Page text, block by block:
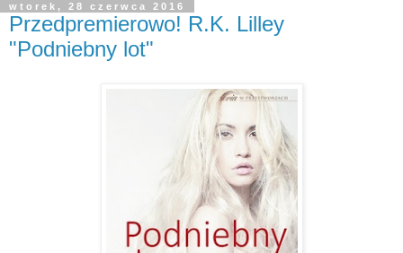
wtorek, 28 czerwca 2016
Przedpremierowo! R.K. Lilley
"Podniebny lot"